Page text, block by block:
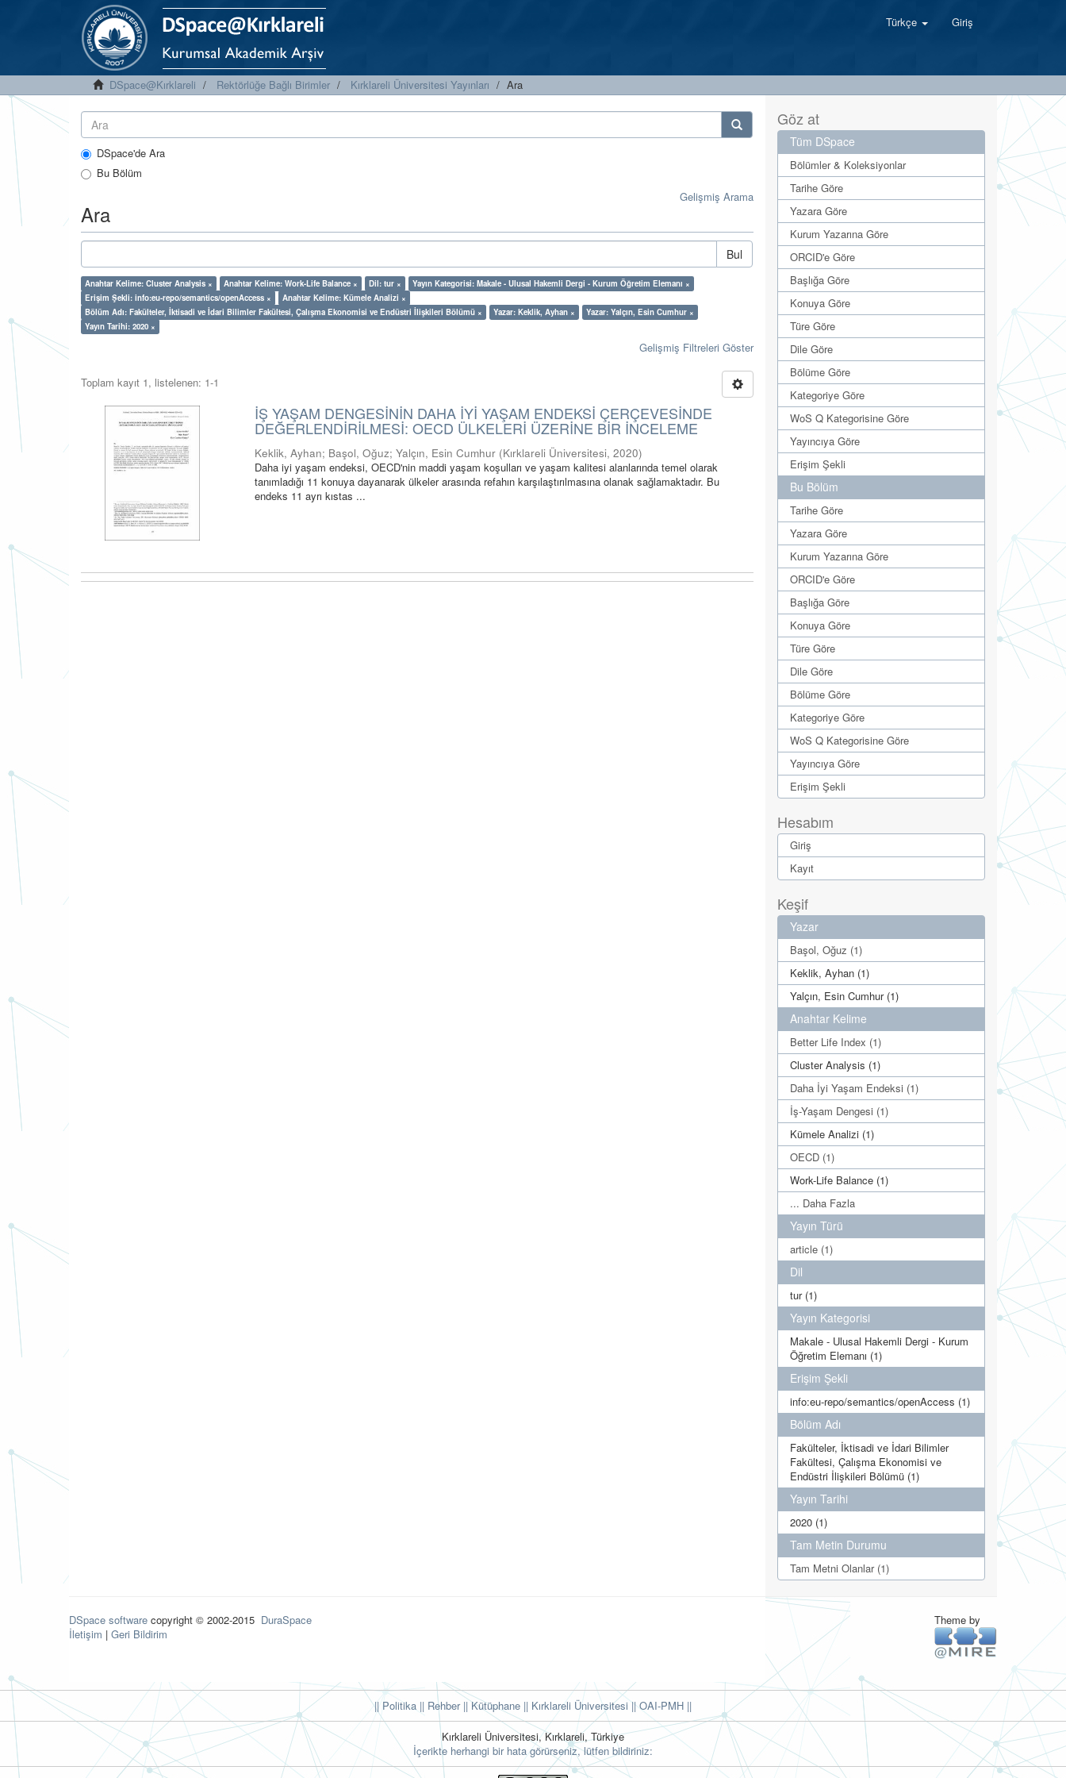
Türkçe Giriş
DSpace@Kırklareli Rektörlüğe Bağlı Birimler Kırklareli Üniversitesi Yayınları Ara
DSpace'de Ara
Bu Bölüm
Gelişmiş Arama
Ara
Bul
Anahtar Kelime: Cluster Analysis × Anahtar Kelime: Work-Life Balance × Dil: tur ×
Yayın Kategorisi: Makale - Ulusal Hakemli Dergi - Kurum Öğretim Elemanı ×
Erişim Şekli: info:eu-repo/semantics/openAccess ×
Anahtar Kelime: Kümele Analizi ×
Bölüm Adı: Fakülteler, İktisadi ve İdari Bilimler Fakültesi, Çalışma Ekonomisi ve Endüstri İlişkileri Bölümü ×
Yazar: Keklik, Ayhan ×
Yazar: Yalçın, Esin Cumhur ×
Yayın Tarihi: 2020 ×
Gelişmiş Filtreleri Göster
Toplam kayıt 1, listelenen: 1-1
İŞ YAŞAM DENGESİNİN DAHA İYİ YAŞAM ENDEKSİ ÇERÇEVESİNDE
DEĞERLENDİRİLMESİ: OECD ÜLKELERİ ÜZERİNE BİR İNCELEME
Keklik, Ayhan; Başol, Oğuz;Yalçın, Esin Cumhur (Kırklareli Üniversitesi,2020)
Daha iyi yaşam endeksi, OECD'nin maddi yaşam koşulları ve yaşam kalitesi alanlarında temel olarak
tanımladığı 11 konuya dayanarak ülkeler arasında refahın karşılaştırılmasına olanak sağlamaktadır. Bu
endeks 11 ayrı kıstas ...
Göz at
Tüm DSpace
Bölümler & Koleksiyonlar
Tarihe Göre
Yazara Göre
Kurum Yazarına Göre
ORCID'e Göre
Başlığa Göre
Konuya Göre
Türe Göre
Dile Göre
Bölüme Göre
Kategoriye Göre
WoS Q Kategorisine Göre
Yayıncıya Göre
Erişim Şekli
Bu Bölüm
Tarihe Göre
Yazara Göre
Kurum Yazarına Göre
ORCID'e Göre
Başlığa Göre
Konuya Göre
Türe Göre
Dile Göre
Bölüme Göre
Kategoriye Göre
WoS Q Kategorisine Göre
Yayıncıya Göre
Erişim Şekli
Hesabım
Giriş
Kayıt
Keşif
Yazar
Başol, Oğuz (1)
Keklik, Ayhan (1)
Yalçın, Esin Cumhur (1)
Anahtar Kelime
Better Life Index (1)
Cluster Analysis (1)
Daha İyi Yaşam Endeksi (1)
İş-Yaşam Dengesi (1)
Kümele Analizi (1)
OECD (1)
Work-Life Balance (1)
... Daha Fazla
Yayın Türü
article (1)
Dil
tur (1)
Yayın Kategorisi
Makale - Ulusal Hakemli Dergi - Kurum
Öğretim Elemanı (1)
Erişim Şekli
info:eu-repo/semantics/openAccess (1)
Bölüm Adı
Fakülteler, İktisadi ve İdari Bilimler
Fakültesi, Çalışma Ekonomisi ve
Endüstri İlişkileri Bölümü (1)
Yayın Tarihi
2020 (1)
Tam Metin Durumu
Tam Metni Olanlar (1)
DSpace software copyright © 2002-2015 DuraSpace
İletişim | Geri Bildirim
Theme by
|| Politika || Rehber|| Kütüphane || Kırklareli Üniversitesi ||OAI-PMH ||
Kırklareli Üniversitesi, Kırklareli, Türkiye
İçerikte herhangi bir hata görürseniz, lütfen bildiriniz: